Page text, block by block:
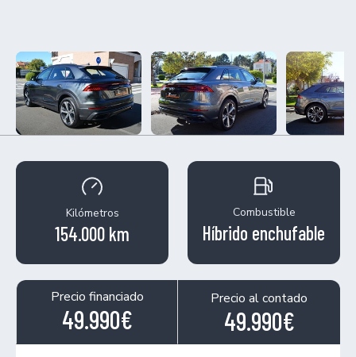
Kilómetros
154.000 km
Combustible
Híbrido enchufable
Precio financiado
49.990€
Precio al contado
49.990€